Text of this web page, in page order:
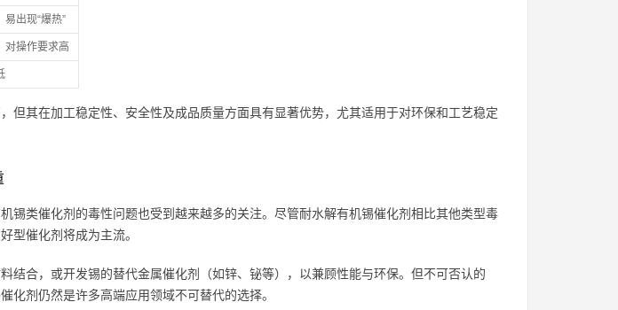
易出现“爆热”
对操作要求高
但其在加工稳定性、安全性及成品质量方面具有显著优势，尤其适用于对环保和工艺稳定
锡类催化剂的毒性问题也受到越来越多的关注。尽管耐水解有机锡催化剂相比其他类型毒
型催化剂将成为主流。
结合，或开发锡的替代金属催化剂（如锌、铋等），以兼顾性能与环保。但不可否认的
化剂仍然是许多高端应用领域不可替代的选择。